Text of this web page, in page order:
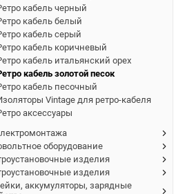
кабель черный
кабель белый
кабель серый
кабель коричневый
кабель итальянский орех
кабель золотой песок
кабель песочный
Vintage для ретро-кабеля
аксессуары
оборудование
изделия
изделия
аккумуляторы, зарядные